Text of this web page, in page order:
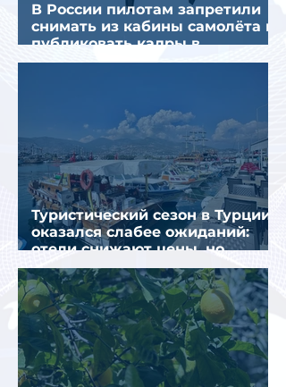
В России пилотам запретили
снимать из кабины самолёта и
публиковать кадры в
интернете
Туристический сезон в Турции
оказался слабее ожиданий:
отели снижают цены, но
загрузка остается низкой